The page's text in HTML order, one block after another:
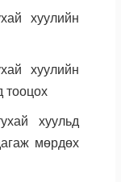
хуулийн
хуулийн
тооцох
хуульд
мөрдөх